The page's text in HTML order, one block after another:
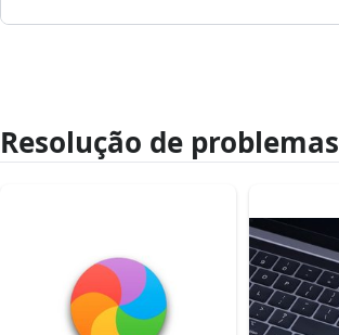
Resolução de problemas